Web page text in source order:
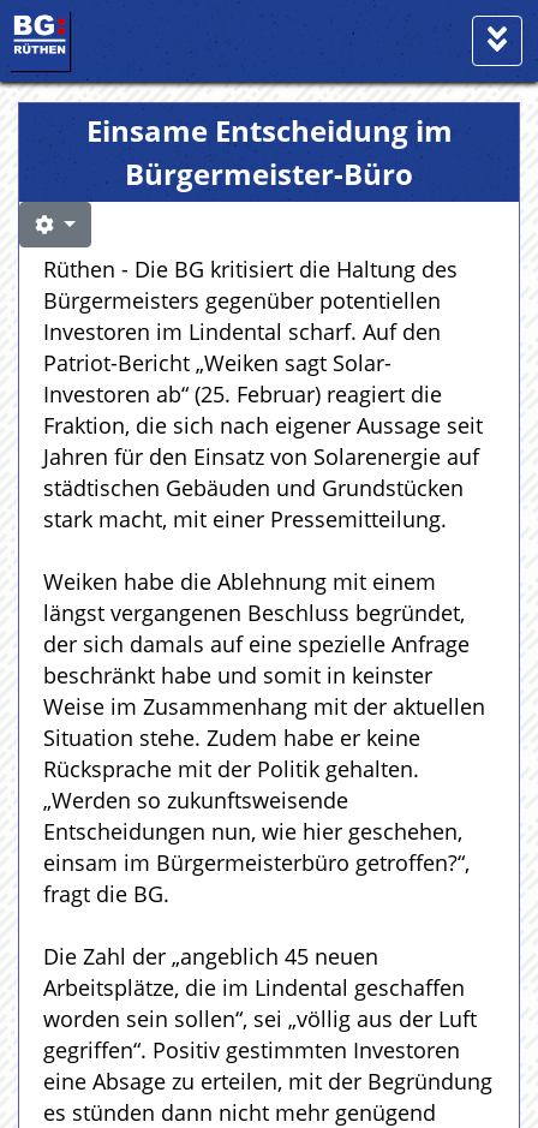
Einsame Entscheidung im
Bürgermeister-Büro
Rüthen - Die BG kritisiert die Haltung des
Bürgermeisters gegenüber potentiellen
Investoren im Lindental scharf. Auf den
Patriot-Bericht „Weiken sagt Solar-
Investoren ab“ (25. Februar) reagiert die
Fraktion, die sich nach eigener Aussage seit
Jahren für den Einsatz von Solarenergie auf
städtischen Gebäuden und Grundstücken
stark macht, mit einer Pressemitteilung.
Weiken habe die Ablehnung mit einem
längst vergangenen Beschluss begründet,
der sich damals auf eine spezielle Anfrage
beschränkt habe und somit in keinster
Weise im Zusammenhang mit der aktuellen
Situation stehe. Zudem habe er keine
Rücksprache mit der Politik gehalten.
„Werden so zukunftsweisende
Entscheidungen nun, wie hier geschehen,
einsam im Bürgermeisterbüro getroffen?“,
fragt die BG.
Die Zahl der „angeblich 45 neuen
Arbeitsplätze, die im Lindental geschaffen
worden sein sollen“, sei „völlig aus der Luft
gegriffen“. Positiv gestimmten Investoren
eine Absage zu erteilen, mit der Begründung
es stünden dann nicht mehr genügend